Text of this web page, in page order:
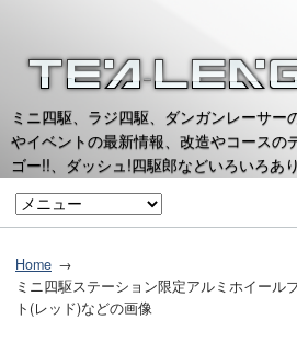
ミニ四駆、ラジ四駆、ダンガンレーサー
やイベントの最新情報、改造やコースの
ゴー!!、ダッシュ!四駆郎などいろいろあり
Home
ミニ四駆ステーション限定アルミホイール
ト(レッド)などの画像